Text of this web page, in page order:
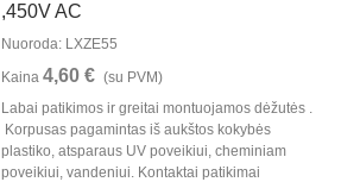
,450V AC
Nuoroda: LXZE55
Kaina4,60 € (su PVM)
Labai patikimos ir greitai montuojamos dėžutės .
Korpusas pagamintas iš aukštos kokybės
plastiko, atsparaus UV poveikiui, cheminiam
poveikiui, vandeniui. Kontaktai patikimai